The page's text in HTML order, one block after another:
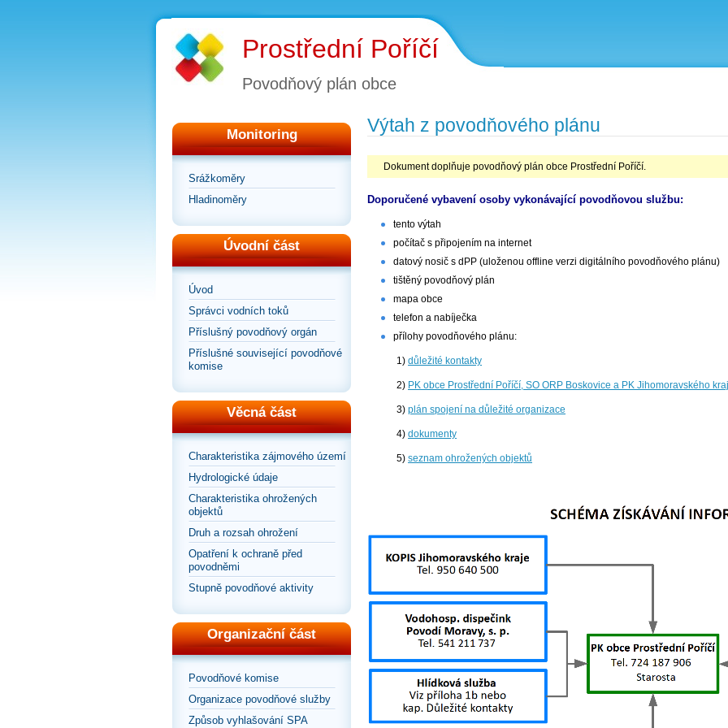
Prostřední Poříčí
Povodňový plán obce
Monitoring
Srážkoměry
Hladinoměry
Úvodní část
Úvod
Správci vodních toků
Příslušný povodňový orgán
Příslušné související povodňové
komise
Věcná část
Charakteristika zájmového území
Hydrologické údaje
Charakteristika ohrožených
objektů
Druh a rozsah ohrožení
Opatření k ochraně před
povodněmi
Stupně povodňové aktivity
Organizační část
Povodňové komise
Organizace povodňové služby
Způsob vyhlašování SPA
Výtah z povodňového plánu
Dokument doplňuje povodňový plán obce Prostřední Poříčí.
Doporučené vybavení osoby vykonávající povodňovou službu:
tento výtah
počítač s připojením na internet
datový nosič s dPP (uloženou offline verzi digitálního povodňového plánu)
tištěný povodňový plán
mapa obce
telefon a nabíječka
přílohy povodňového plánu:
1) důležité kontakty
2) PK obce Prostřední Poříčí, SO ORP Boskovice a PK Jihomoravského
3) plán spojení na důležité organizace
4) dokumenty
5) seznam ohrožených objektů